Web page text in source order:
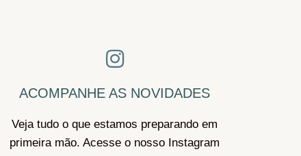
ACOMPANHE AS NOVIDADES
Veja tudo o que estamos preparando em
primeira mão. Acesse o nosso Instagram